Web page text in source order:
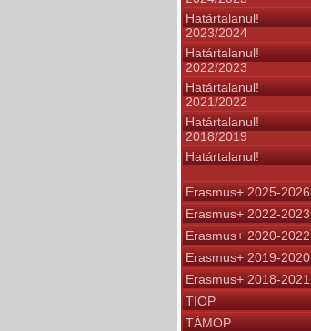
Határtalanul!
2023/2024
Határtalanul!
2022/2023
Határtalanul!
2021/2022
Határtalanul!
2018/2019
Határtalanul!
Erasmus+ 2025-2026
Erasmus+ 2022-2023
Erasmus+ 2020-2022
Erasmus+ 2019-2020
Erasmus+ 2018-2021
TIOP
TÁMOP